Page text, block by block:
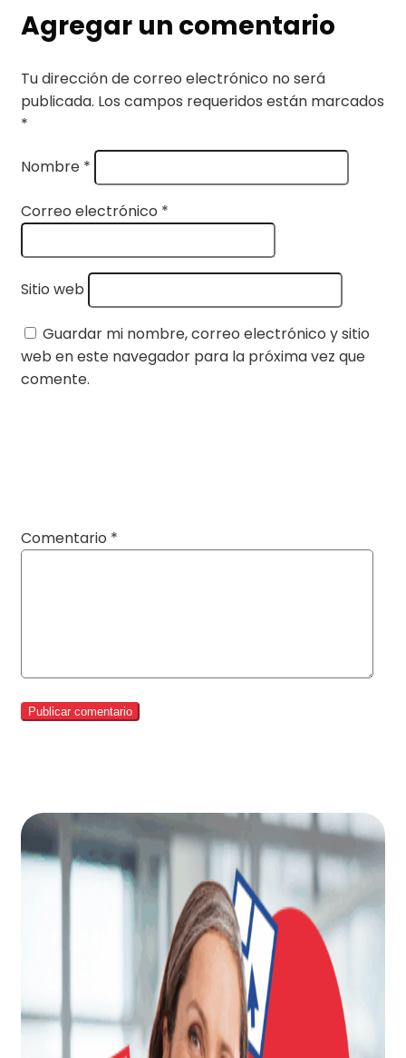
Agregar un comentario
Tu dirección de correo electrónico no será
publicada. Los campos requeridos están marcados
*
Nombre *
Correo electrónico *
Sitio web
Guardar mi nombre, correo electrónico y sitio
web en este navegador para la próxima vez que
comente.
Comentario *